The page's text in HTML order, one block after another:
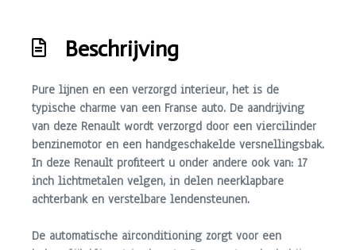
Mistlampen voor
Parkeersensor voor en achter
Sportvelgen
Trekhaak
Interieur
Achterbank in delen neerklapbaar
Airco automatisch
Beschrijving
Pure lijnen en een verzorgd interieur, het is de
typische charme van een Franse auto. De aandrijving
van deze Renault wordt verzorgd door een viercilinder
benzinemotor en een handgeschakelde versnellingsbak.
In deze Renault profiteert u onder andere ook van: 17
inch lichtmetalen velgen, in delen neerklapbare
achterbank en verstelbare lendensteunen.
De automatische airconditioning zorgt voor een